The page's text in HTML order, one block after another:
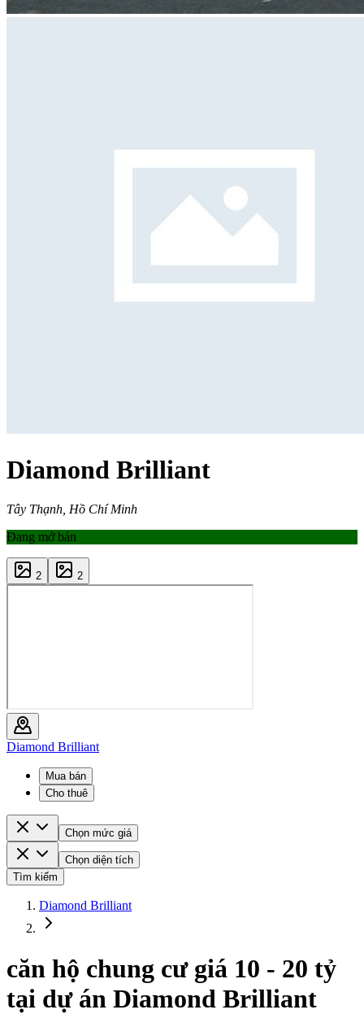
Diamond Brilliant
Tây Thạnh, Hồ Chí Minh
Đang mở bán
2 2
Diamond Brilliant
Mua bán
Cho thuê
Chọn mức giá
Chọn diện tích
Tìm kiếm
Diamond Brilliant
căn hộ chung cư giá 10 - 20 tỷ
tại dự án Diamond Brilliant